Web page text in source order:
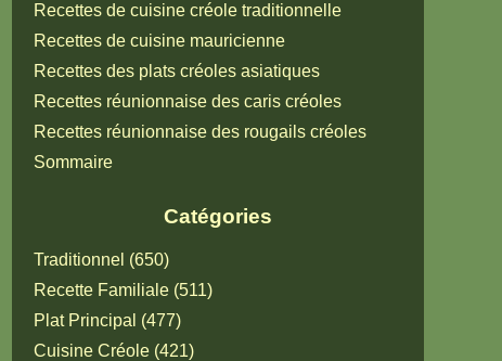
Catégories
Traditionnel (650)
Recette Familiale (511)
Plat Principal (477)
Cuisine Créole (421)
Recettes de cuisine créole traditionnelle
Recettes de cuisine mauricienne
Recettes des plats créoles asiatiques
Recettes réunionnaise des caris créoles
Recettes réunionnaise des rougails créoles
Sommaire